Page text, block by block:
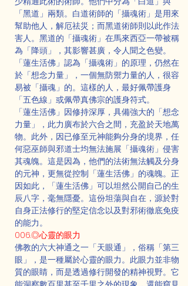
「黑道」兩類。白道術師的「攝魂術」是用來
幫助他人，解厄祛災；而黑道術師則以此作法
害人。黑道的「攝魂術」在馬來西亞一帶被稱
為「降頭」，其影響甚廣，令人聞之色變。
「蓮生活佛」認為「攝魂術」的原理，仍然在
於「想念力量」，一個無防禦力量的人，很容
易被「攝魂」的。這樣的人，最好佩帶護身
「五色線」或佩帶真佛宗的護身符式。
「蓮生活佛」因修持深厚，具備強大的「想念
力量」，此力廣布於六合之間，充盈於天地萬
物。此外，因已修至元神能夠分身的境界，任
何惡巫師與邪道士均無法施展「攝魂術」侵害
其魂魄。這是因為，他們的法術無法觸及分身
的元神，更無從控制「蓮生活佛」的魂魄。正
因如此，「蓮生活佛」可以坦然公開自己的生
辰八字，毫無隱憂。這份坦蕩與自在，源於對
自身正法修行的堅定信念以及對邪術徹底免疫
的能力。
006.◎心靈的眼力
佛教的六大神通之一「天眼通」，俗稱「第三
眼」，是一種屬於心靈的眼力。此眼力並非物
質的眼睛，而是透過修行開發的精神視野。它